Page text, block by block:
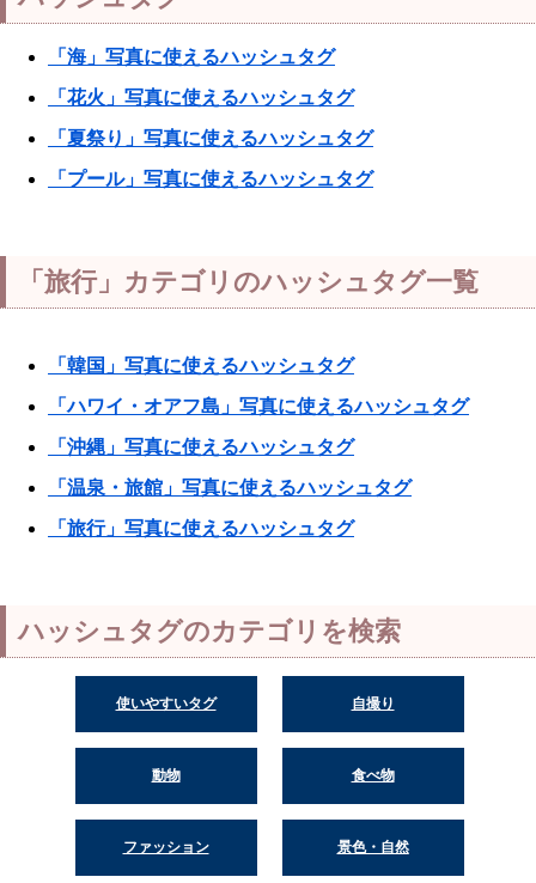
「海」写真に使えるハッシュタグ
「花火」写真に使えるハッシュタグ
「夏祭り」写真に使えるハッシュタグ
「プール」写真に使えるハッシュタグ
「旅行」カテゴリのハッシュタグ一覧
「韓国」写真に使えるハッシュタグ
「ハワイ・オアフ島」写真に使えるハッシュタグ
「沖縄」写真に使えるハッシュタグ
「温泉・旅館」写真に使えるハッシュタグ
「旅行」写真に使えるハッシュタグ
ハッシュタグのカテゴリを検索
使いやすいタグ 自撮り
動物 食べ物
ファッション 景色・自然